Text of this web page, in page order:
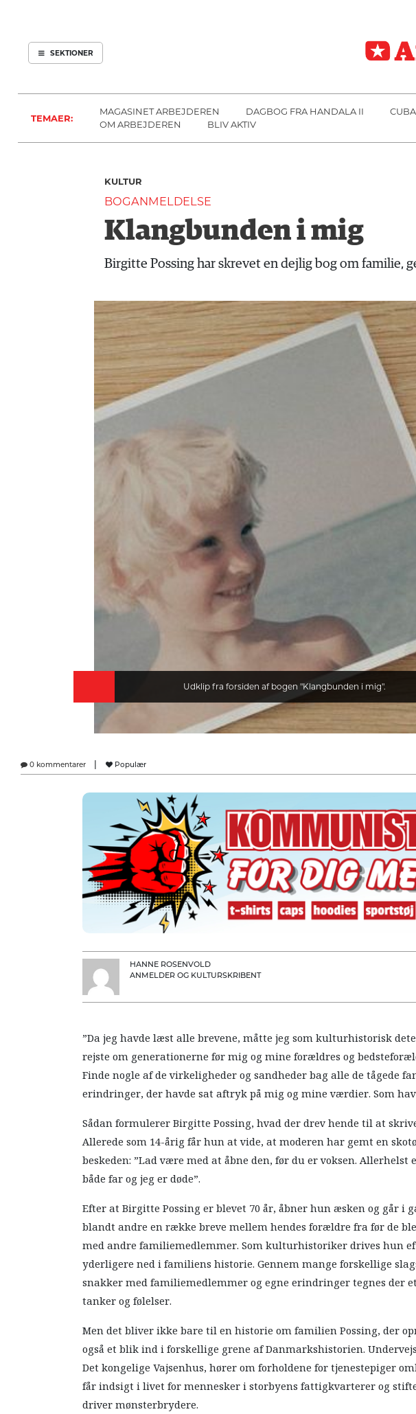
SEKTIONER
ARBEJDEREN
MENER
UDLAND
LÆSER
LÆSER
HISTORIE
SOUNDCLOUD
ABONNER
LOG IND
OM
SEKTIONER
TEMAER:
MAGASINET ARBEJDEREN DAGBOG FRA HANDALA II CUBA
OM ARBEJDEREN
BLIV AKTIV
KULTUR
BOGANMELDELSE
Klangbunden i mig
Birgitte Possing har skrevet en dejlig bog om familie,
Udklip fra forsiden af bogen "Klangbunden i mig".
0 kommentarer Populær
HANNE ROSENVOLD
ANMELDER OG KULTURSKRIBENT
”Da jeg havde læst alle brevene, måtte jeg som kulturhistorisk
rejste om generationerne før mig og mine forældres og
Finde nogle af de virkeligheder og sandheder bag alle de tågede
erindringer, der havde sat aftryk på mig og mine værdier. Som
Sådan formulerer Birgitte Possing, hvad der drev hende til at
Allerede som 14-årig får hun at vide, at moderen har gemt en
beskeden: ”Lad være med at åbne den, før du er voksen.
både far og jeg er døde”.
Efter at Birgitte Possing er blevet 70 år, åbner hun æsken og går i
blandt andre en række breve mellem hendes forældre fra før de
med andre familiemedlemmer. Som kulturhistoriker drives hun
yderligere ned i familiens historie. Gennem mange forskellige
snakker med familiemedlemmer og egne erindringer tegnes der
tanker og følelser.
Men det bliver ikke bare til en historie om familien Possing, der
også et blik ind i forskellige grene af Danmarkshistorien.
Det kongelige Vajsenhus, hører om forholdene for tjenestepiger
får indsigt i livet for mennesker i storbyens fattigkvarterer og
driver mønsterbrydere.